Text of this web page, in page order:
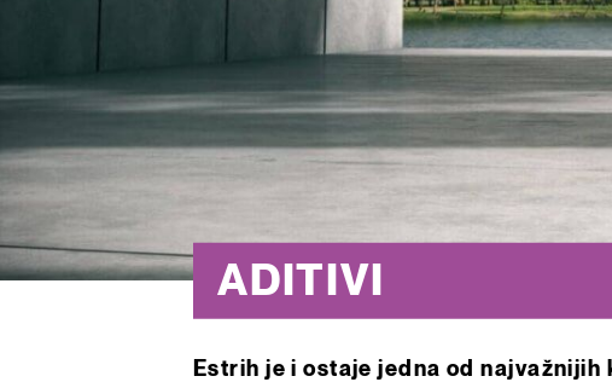
ADITIVI
Estrih je i ostaje jedna od